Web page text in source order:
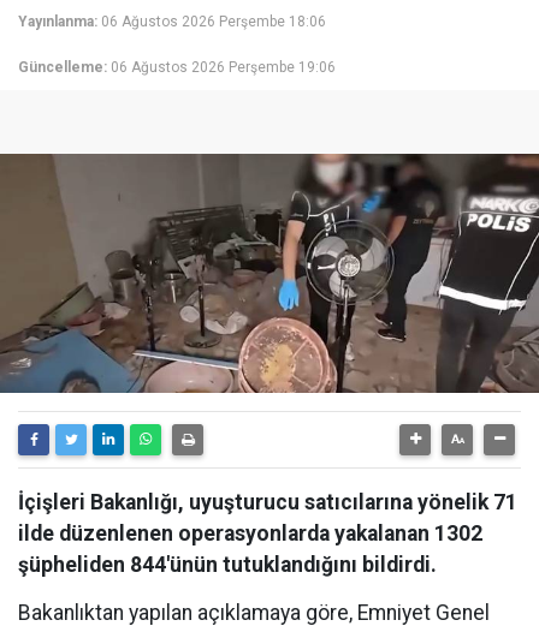
Yayınlanma: 06 Ağustos 2026 Perşembe 18:06
Güncelleme: 06 Ağustos 2026 Perşembe 19:06
İçişleri Bakanlığı, uyuşturucu satıcılarına yönelik 71
ilde düzenlenen operasyonlarda yakalanan 1302
şüpheliden 844'ünün tutuklandığını bildirdi.
Bakanlıktan yapılan açıklamaya göre, Emniyet Genel